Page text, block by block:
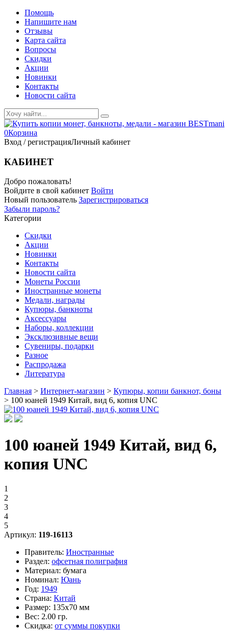
Помощь
Напишите нам
Отзывы
Карта сайта
Вопросы
Скидки
Акции
Новинки
Контакты
Новости сайта
0Корзина
Вход / регистрацияЛичный кабинет
КАБИНЕТ
Добро пожаловать!
Войдите в свой кабинет Войти
Новый пользователь Зарегистрироваться
Забыли пароль?
Категории
Скидки
Акции
Новинки
Контакты
Новости сайта
Монеты России
Иностранные монеты
Медали, награды
Купюры, банкноты
Аксессуары
Наборы, коллекции
Эксклюзивные вещи
Сувениры, подарки
Разное
Распродажа
Литература
Главная > Интернет-магазин > Купюры, копии банкнот, боны
> 100 юаней 1949 Китай, вид 6, копия UNC
100 юаней 1949 Китай, вид 6,
копия UNC
1
2
3
4
5
Артикул: 119-16113
Правитель: Иностранные
Раздел: офсетная полиграфия
Материал: бумага
Номинал: Юань
Год: 1949
Страна: Китай
Размер: 135х70 мм
Вес: 2.00 гр.
Скидка: от суммы покупки